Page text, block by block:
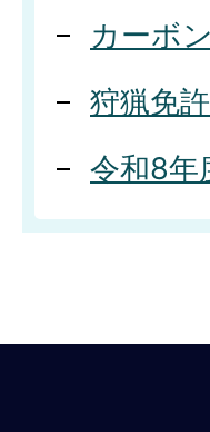
カーボ
狩猟免
令和8年